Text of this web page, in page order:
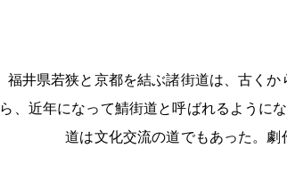
福井県若狭と京都を結ぶ諸街道は、古く
ら、近年になって鯖街道と呼ばれるように
道は文化交流の道でもあった。劇